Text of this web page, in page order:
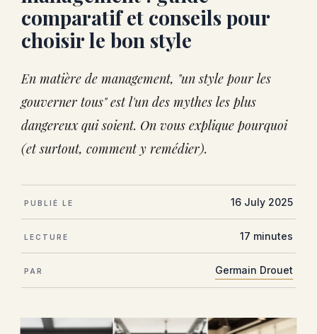
comparatif et conseils pour
choisir le bon style
En matière de management, "un style pour les
gouverner tous" est l'un des mythes les plus
dangereux qui soient. On vous explique pourquoi
(et surtout, comment y remédier).
PUBLIÉ LE 16 July 2025
LECTURE 17 minutes
PAR Germain Drouet